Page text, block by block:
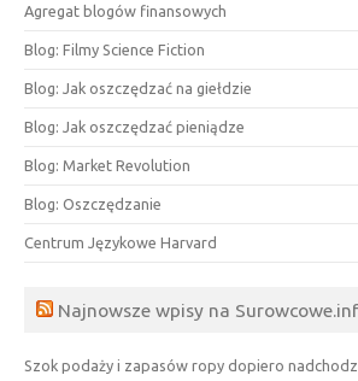
Agregat blogów finansowych
Blog: Filmy Science Fiction
Blog: Jak oszczędzać na giełdzie
Blog: Jak oszczędzać pieniądze
Blog: Market Revolution
Blog: Oszczędzanie
Centrum Językowe Harvard
Najnowsze wpisy na
Szok podaży i zapasów ropy dopiero